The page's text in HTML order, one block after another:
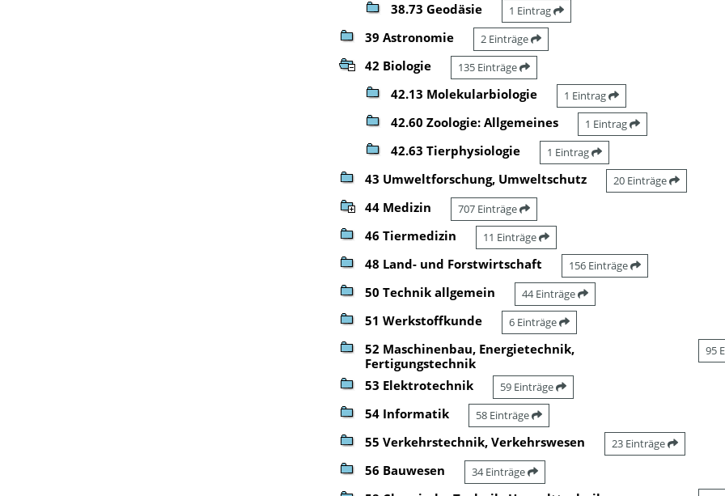
38.73 Geodäsie 1 Eintrag
39 Astronomie 2 Einträge
42 Biologie 135 Einträge
42.13 Molekularbiologie 1 Eintrag
42.60 Zoologie: Allgemeines 1 Eintrag
42.63 Tierphysiologie 1 Eintrag
43 Umweltforschung, Umweltschutz 20 Einträge
44 Medizin 707 Einträge
46 Tiermedizin 11 Einträge
48 Land- und Forstwirtschaft 156 Einträge
50 Technik allgemein 44 Einträge
51 Werkstoffkunde 6 Einträge
52 Maschinenbau, Energietechnik,
Fertigungstechnik
95
53 Elektrotechnik 59 Einträge
54 Informatik 58 Einträge
55 Verkehrstechnik, Verkehrswesen 23 Einträge
56 Bauwesen 34 Einträge